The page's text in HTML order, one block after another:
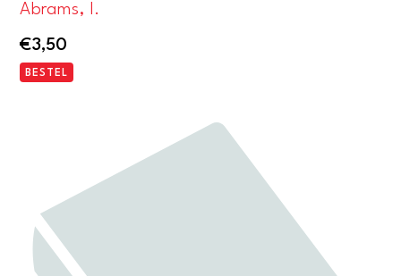
Abrams, I.
€3,50
BESTEL